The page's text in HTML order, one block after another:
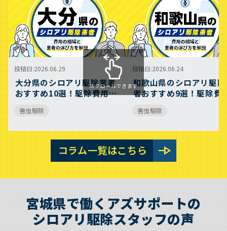
投稿日 2026.06.29
大分県のシロアリ駆除業者
おすすめ10選！駆除費用相
トについても解説
害虫駆除
投稿日 2026.06.24
和歌山県のシロアリ駆
者おすすめ9選！駆除費
ントについても解説
害虫駆除
スクロールできます
コラム一覧はこちら line_end_arrow
宮城県で働くアズサポートの
シロアリ駆除スタッフの声